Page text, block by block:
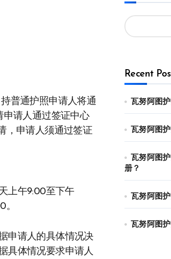
申请人通过签证中心
，申请人须通过签证
上午9:00至下午
。
申请人的具体情况决
具体情况要求申请人
Recent
瓦努阿图
瓦努阿图
瓦努阿图
册？
瓦努阿图
瓦努阿图